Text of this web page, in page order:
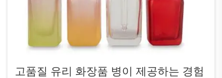
고품질 유리 화장품 병이 제공하는 경험